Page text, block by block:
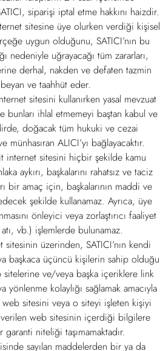
siparişi iptal etme hakkını haizdir.
sitesine üye olurken verdiği kişisel
uygun olduğunu, SATICI’nın bu
nedeniyle uğrayacağı tüm zararları,
derhal, nakden ve defaten tazmin
ve taahhüt eder.
sitesini kullanırken yasal mevzuat
bunları ihlal etmemeyi baştan kabul ve
doğacak tüm hukuki ve cezai
münhasıran ALICI’yı bağlayacaktır.
internet sitesini hiçbir şekilde kamu
aykırı, başkalarını rahatsız ve taciz
bir amaç için, başkalarının maddi ve
şekilde kullanamaz. Ayrıca, üye
önleyici veya zorlaştırıcı faaliyet
vb.) işlemlerde bulunamaz.
sitesinin üzerinden, SATICI’nın kendi
başkaca üçüncü kişilerin sahip olduğu
ve/veya başka içeriklere link
kolaylığı sağlamak amacıyla
sitesini veya o siteyi işleten kişiyi
web sitesinin içerdiği bilgilere
niteliği taşımamaktadır.
sayılan maddelerden bir ya da